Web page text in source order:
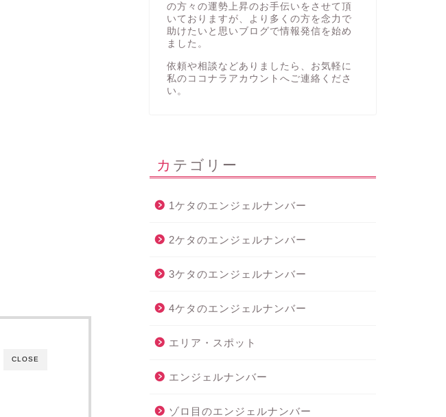
CLOSE
の方々の運勢上昇のお手伝いをさせて頂
いておりますが、より多くの方を念力で
助けたいと思いブログで情報発信を始め
ました。
依頼や相談などありましたら、お気軽に
私の ココナラアカウント へご連絡くださ
い。
カテゴリー
1ケタのエンジェルナンバー
2ケタのエンジェルナンバー
3ケタのエンジェルナンバー
4ケタのエンジェルナンバー
エリア・スポット
エンジェルナンバー
ゾロ目のエンジェルナンバー